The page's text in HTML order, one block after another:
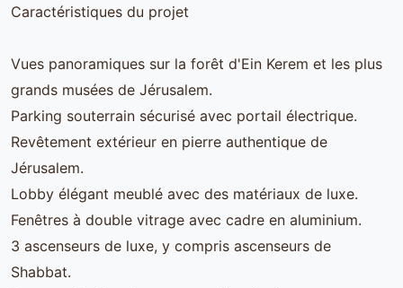
Caractéristiques du projet
Vues panoramiques sur la forêt d'Ein Kerem et les plus
grands musées de Jérusalem.
Parking souterrain sécurisé avec portail électrique.
Revêtement extérieur en pierre authentique de
Jérusalem.
Lobby élégant meublé avec des matériaux de luxe.
Fenêtres à double vitrage avec cadre en aluminium.
3 ascenseurs de luxe, y compris ascenseurs de
Shabbat.